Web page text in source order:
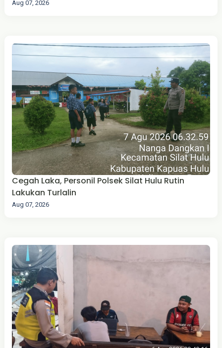
Aug 07, 2026
Cegah Laka, Personil Polsek Silat Hulu Rutin
Lakukan Turlalin
Aug 07, 2026